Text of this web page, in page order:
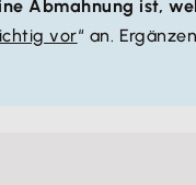
Abmahnung ist,
vor“ an.